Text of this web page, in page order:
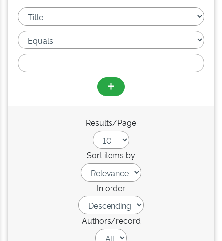
Results/Page
Sort items by
In order
Authors/record